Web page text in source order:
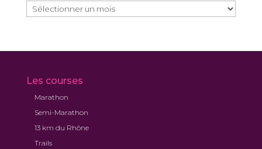
Archives
mensuelles
Les courses
Marathon
Semi-Marathon
13 km du Rhône
Trails